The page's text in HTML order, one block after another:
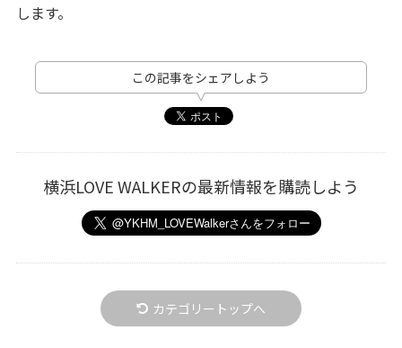
します。
この記事をシェアしよう
横浜LOVE WALKERの最新情報を購読しよう
カテゴリートップへ